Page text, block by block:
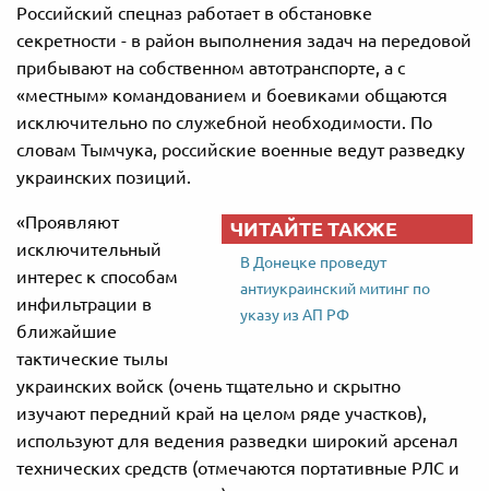
Российский спецназ работает в обстановке
секретности - в район выполнения задач на передовой
прибывают на собственном автотранспорте, а с
«местным» командованием и боевиками общаются
исключительно по служебной необходимости. По
словам Тымчука, российские военные ведут разведку
украинских позиций.
В Донецке проведут
антиукраинский митинг по
указу из АП РФ
«Проявляют
исключительный
интерес к способам
инфильтрации в
ближайшие
тактические тылы
украинских войск (очень тщательно и скрытно
изучают передний край на целом ряде участков),
используют для ведения разведки широкий арсенал
технических средств (отмечаются портативные РЛС и